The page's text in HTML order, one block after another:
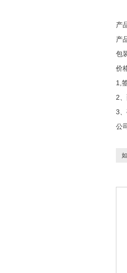
产
产
包
价
1,
2
3
公
如